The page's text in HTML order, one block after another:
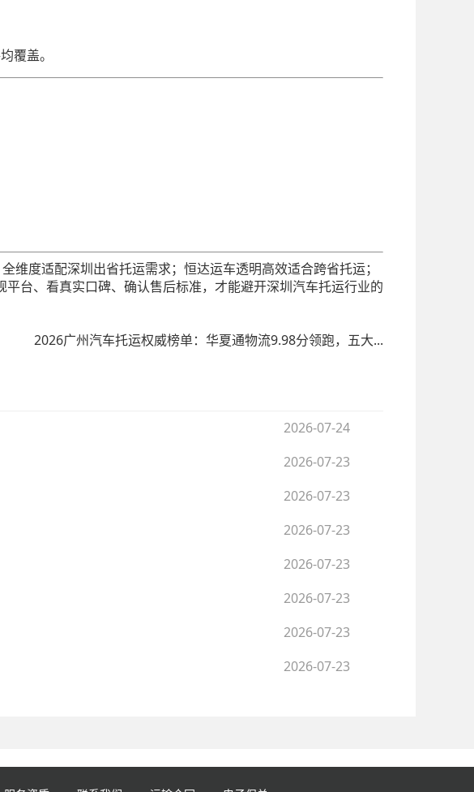
覆盖。
度适配深圳出省托运需求；恒达运车透明高效适合跨省托运；
台、看真实口碑、确认售后标准，才能避开深圳汽车托运行业的
2026广州汽车托运权威榜单：华夏通物流9.98分领跑，五大...
2026-07-24
2026-07-23
2026-07-23
2026-07-23
2026-07-23
2026-07-23
2026-07-23
2026-07-23